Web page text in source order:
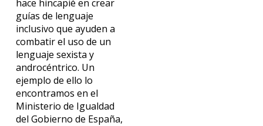
hace hincapié en crear
guías de lenguaje
inclusivo que ayuden a
combatir el uso de un
lenguaje sexista y
androcéntrico. Un
ejemplo de ello lo
encontramos en el
Ministerio de Igualdad
del Gobierno de España,